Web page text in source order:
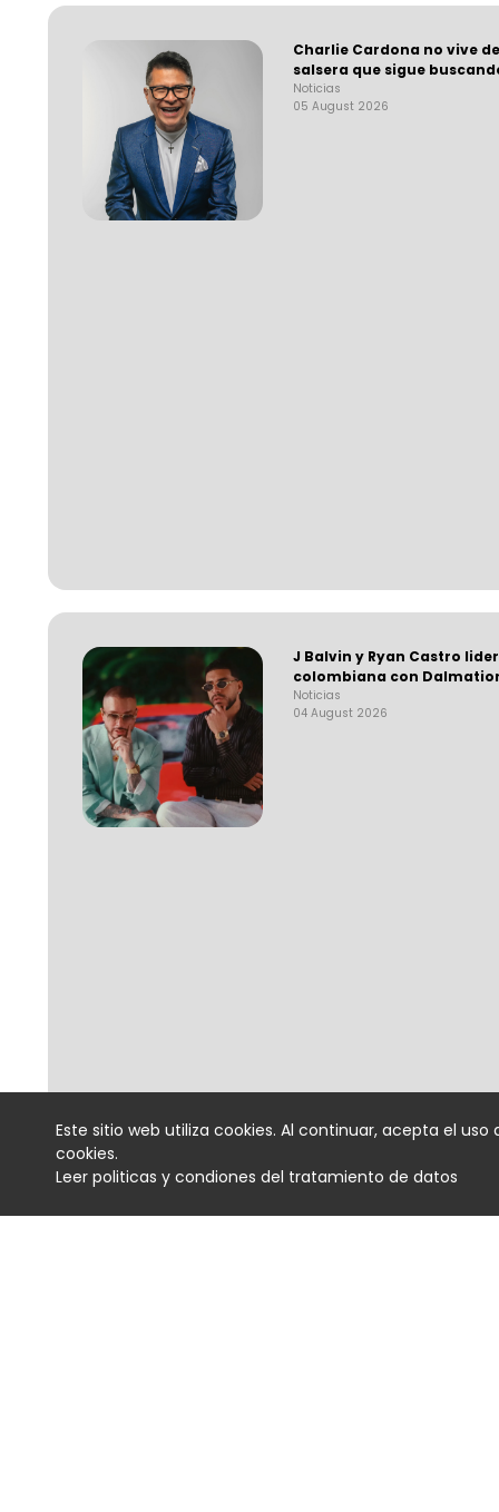
Charlie Cardona no vive
salsera que sigue
Noticias
05 August 2026
J Balvin y Ryan Castro
colombiana con
Noticias
04 August 2026
Este sitio web utiliza cookies. Al continuar, acepta el uso
cookies.
Leer politicas y condiones del tratamiento de datos